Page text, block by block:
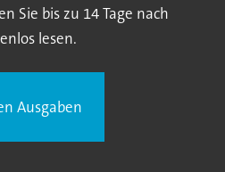
Sie bis zu 14 Tage nach
lesen.
Ausgaben